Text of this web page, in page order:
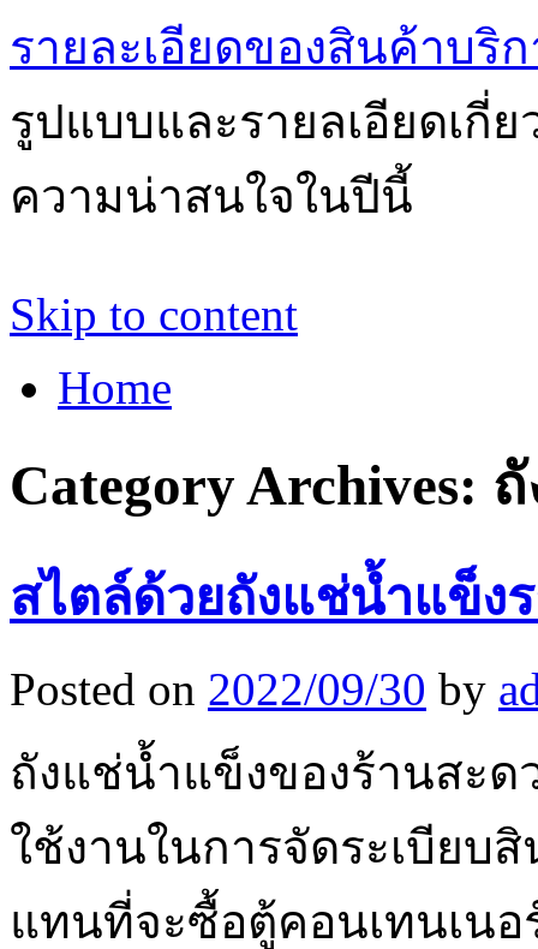
รายละเอียดของสินค้าบ
รูปแบบและรายลเอียดเกี่
ความน่าสนใจในปีนี้
Skip to content
Home
Category Archives:
สไตล์ด้วยถังแช่น้ำแข็ง
Posted on 2022/09/30 by
ถังแช่น้ำแข็งของร้านสะด
ใช้งานในการจัดระเบียบ
แทนที่จะซื้อตู้คอนเทนเนอ